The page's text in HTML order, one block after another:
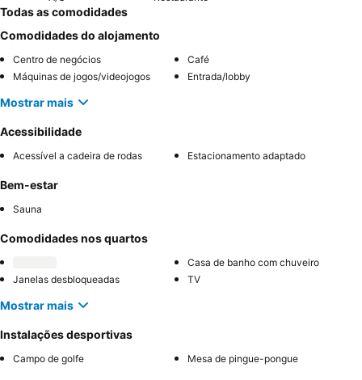
Todas as comodidades
Comodidades do alojamento
Centro de negócios
Café
Máquinas de jogos/videojogos
Entrada/lobby
Mostrar mais
Acessibilidade
Acessível a cadeira de rodas Estacionamento adaptado
Bem-estar
Sauna
Comodidades nos quartos
Casa de banho com chuveiro
Janelas desbloqueadas
TV
Mostrar mais
Instalações desportivas
Campo de golfe Mesa de pingue-pongue